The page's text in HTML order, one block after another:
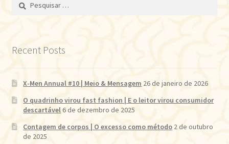
Recent Posts
X-Men Annual #10 | Meio & Mensagem 26 de janeiro de 2026
O quadrinho virou fast fashion | E o leitor virou consumidor
descartável6 de dezembro de 2025
Contagem de corpos | O excesso como método 2 de outubro
de 2025